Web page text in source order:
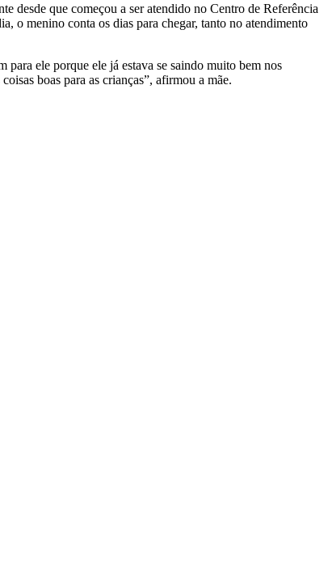
desde que começou a ser atendido no Centro de Referência
o menino conta os dias para chegar, tanto no atendimento
ele porque ele já estava se saindo muito bem nos
boas para as crianças”, afirmou a mãe.